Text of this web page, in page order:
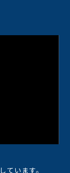
ています。